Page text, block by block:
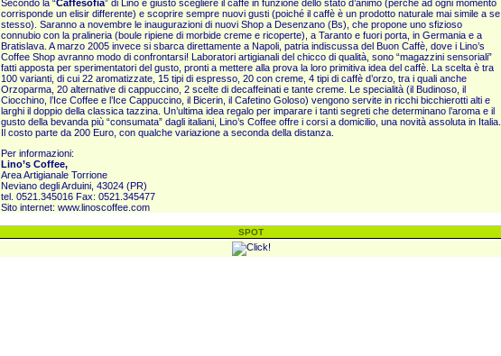
Secondo la “Caffèsofia” di Lino è giusto scegliere il caffè in funzione dello stato d’animo (perché ad ogni momento
corrisponde un elisir differente) e scoprire sempre nuovi gusti (poiché il caffè è un prodotto naturale mai simile a se
stesso). Saranno a novembre le inaugurazioni di nuovi Shop a Desenzano (Bs), che propone uno sfizioso
connubio con la pralineria (boule ripiene di morbide creme e ricoperte), a Taranto e fuori porta, in Germania e a
Bratislava. A marzo 2005 invece si sbarca direttamente a Napoli, patria indiscussa del Buon Caffè, dove i Lino’s
Coffee Shop avranno modo di confrontarsi! Laboratori artigianali del chicco di qualità, sono “magazzini sensoriali”
fatti apposta per sperimentatori del gusto, pronti a mettere alla prova la loro primitiva idea del caffè. La scelta è tra
100 varianti, di cui 22 aromatizzate, 15 tipi di espresso, 20 con creme, 4 tipi di caffè d’orzo, tra i quali anche
Orzoparma, 20 alternative di cappuccino, 2 scelte di decaffeinati e tante creme. Le specialità (il Budinoso, il
Ciocchino, l’Ice Coffee e l’Ice Cappuccino, il Bicerin, il Cafetino Goloso) vengono servite in ricchi bicchierotti alti e
larghi il doppio della classica tazzina. Un’ultima idea regalo per imparare i tanti segreti che determinano l’aroma e il
gusto della bevanda più “consumata” dagli italiani, Lino’s Coffee offre i corsi a domicilio, una novità assoluta in Italia.
Il costo parte da 200 Euro, con qualche variazione a seconda della distanza.
Per informazioni:
Lino’s Coffee,
Area Artigianale Torrione
Neviano degli Arduini, 43024 (PR)
tel. 0521.345016 Fax: 0521.345477
Sito internet: www.linoscoffee.com
SPOT